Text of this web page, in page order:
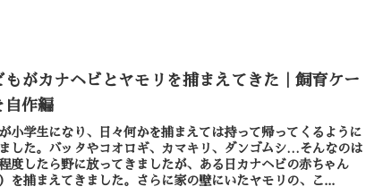
もがカナヘビとヤモリを捕まえてきた｜飼育ケー
自作編
小学生になり、日々何かを捕まえては持って帰ってくるように
した。バッタやコオロギ、カマキリ、ダンゴムシ…そんなのは
度したら野に放ってきましたが、ある日カナヘビの赤ちゃん
を捕まえてきました。さらに家の壁にいたヤモリの、こ...